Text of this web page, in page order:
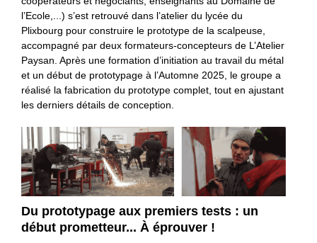
l’Ecole,...) s’est retrouvé dans l’atelier du lycée du
Plixbourg pour construire le prototype de la scalpeuse,
accompagné par deux formateurs-concepteurs de L’Atelier
Paysan. Après une formation d’initiation au travail du métal
et un début de prototypage à l’Automne 2025, le groupe a
réalisé la fabrication du prototype complet, tout en ajustant
les derniers détails de conception.
Du prototypage aux premiers tests : un
début prometteur... À éprouver !